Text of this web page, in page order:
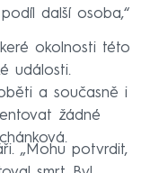
další osoba,“
okolnosti této
události.
a současně i
žádné
„Mohu potvrdit,